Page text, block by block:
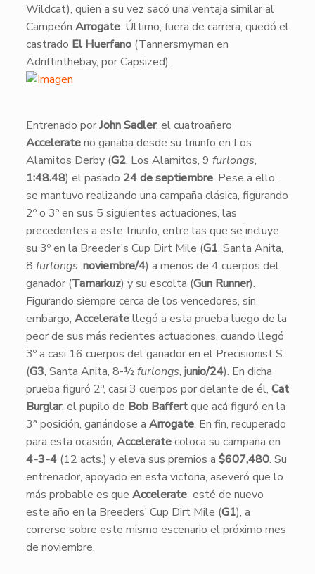
Wildcat), quien a su vez sacó una ventaja similar al
Campeón Arrogate. Último, fuera de carrera, quedó el
castrado El Huerfano(Tannersmyman en
Adriftinthebay, por Capsized).
​Entrenado porJohn Sadler, el cuatroañero
Accelerateno ganaba desde su triunfo en Los
Alamitos Derby (G2, Los Alamitos, 9 furlongs,
1:48.48) el pasado 24 de septiembre. Pese a ello,
se mantuvo realizando una campaña clásica, figurando
2º o 3º en sus 5 siguientes actuaciones, las
precedentes a este triunfo, entre las que se incluye
su 3º en la Breeder’s Cup Dirt Mile (G1, Santa Anita,
8 furlongs, noviembre/4) a menos de 4 cuerpos del
ganador (Tamarkuz) y su escolta (Gun Runner).
Figurando siempre cerca de los vencedores, sin
embargo, Acceleratellegó a esta prueba luego de la
peor de sus más recientes actuaciones, cuando llegó
3º a casi 16 cuerpos del ganador en el Precisionist S.
(G3, Santa Anita, 8-½furlongs, junio/24). En dicha
prueba figuró 2º, casi 3 cuerpos por delante de él, Cat
Burglar, el pupilo de Bob Baffertque acá figuró en la
3ª posición, ganándose a Arrogate. En fin, recuperado
para esta ocasión, Acceleratecoloca su campaña en
4-3-4(12 acts.) y eleva sus premios a $607,480. Su
entrenador, apoyado en esta victoria, aseveró que lo
más probable es que Accelerate esté de nuevo
este año en la Breeders’ Cup Dirt Mile (G1), a
correrse sobre este mismo escenario el próximo mes
de noviembre.